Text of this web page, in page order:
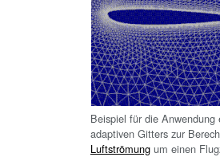
Beispiel für die Anwendung
adaptiven Gitters zur
Luftströmung um einen